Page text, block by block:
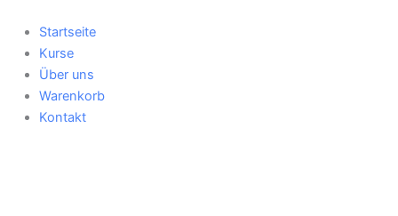
Inhalt
springen
Startseite
Kurse
Über uns
Warenkorb
Kontakt